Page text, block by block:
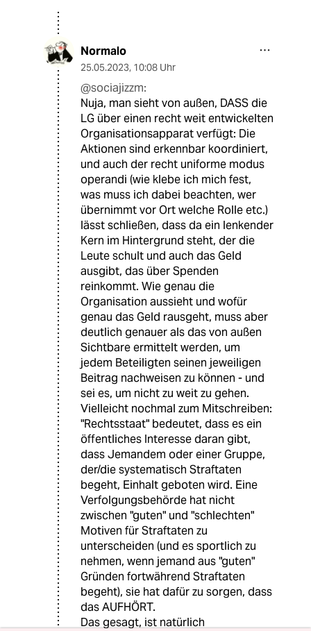
Normalo
25.05.2023, 10:08 Uhr
@sociajizzm:
Nuja, man sieht von außen, DASS die
LG über einen recht weit entwickelten
Organisationsapparat verfügt: Die
Aktionen sind erkennbar koordiniert,
und auch der recht uniforme modus
operandi (wie klebe ich mich fest,
was muss ich dabei beachten, wer
übernimmt vor Ort welche Rolle etc.)
lässt schließen, dass da ein lenkender
Kern im Hintergrund steht, der die
Leute schult und auch das Geld
ausgibt, das über Spenden
reinkommt. Wie genau die
Organisation aussieht und wofür
genau das Geld rausgeht, muss aber
deutlich genauer als das von außen
Sichtbare ermittelt werden, um
jedem Beteiligten seinen jeweiligen
Beitrag nachweisen zu können - und
sei es, um nicht zu weit zu gehen.
Vielleicht nochmal zum Mitschreiben:
"Rechtsstaat" bedeutet, dass es ein
öffentliches Interesse daran gibt,
dass Jemandem oder einer Gruppe,
der/die systematisch Straftaten
begeht, Einhalt geboten wird. Eine
Verfolgungsbehörde hat nicht
zwischen "guten" und "schlechten"
Motiven für Straftaten zu
unterscheiden (und es sportlich zu
nehmen, wenn jemand aus "guten"
Gründen fortwährend Straftaten
begeht), sie hat dafür zu sorgen, dass
das AUFHÖRT.
Das gesagt, ist natürlich